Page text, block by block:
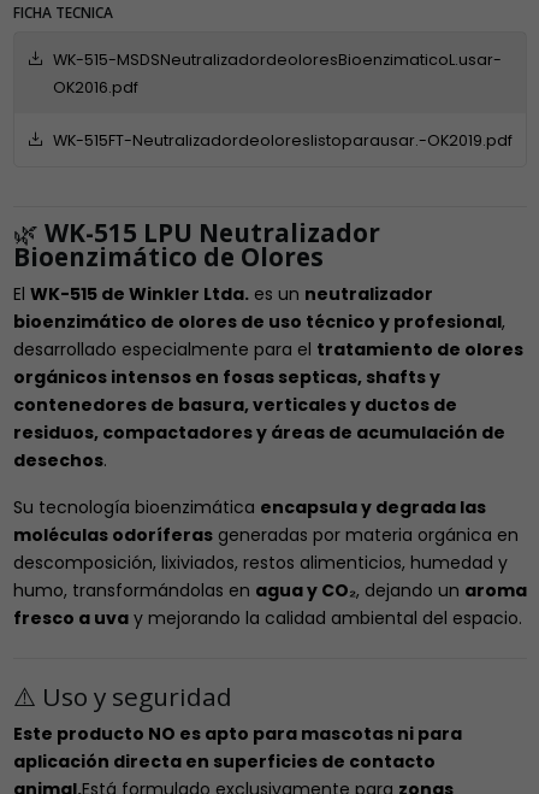
FICHA TECNICA
WK-515-MSDSNeutralizadordeoloresBioenzimaticoL.usar-
OK2016.pdf
WK-515FT-Neutralizadordeoloreslistoparausar.-OK2019.pdf
🌿 WK-515 LPU Neutralizador
Bioenzimático de Olores
El WK-515 de Winkler Ltda.es un neutralizador
bioenzimático de olores de uso técnico y profesional,
desarrollado especialmente para el tratamiento de olores
orgánicos intensos en fosas septicas, shafts y
contenedores de basura, verticales y ductos de
residuos, compactadores y áreas de acumulación de
desechos.
Su tecnología bioenzimática encapsula y degrada las
moléculas odoríferasgeneradas por materia orgánica en
descomposición, lixiviados, restos alimenticios, humedad y
humo, transformándolas en agua y CO₂, dejando un aroma
fresco a uvay mejorando la calidad ambiental del espacio.
⚠️ Uso y seguridad
Este producto NO es apto para mascotas ni para
aplicación directa en superficies de contacto